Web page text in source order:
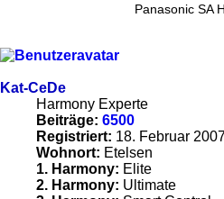
Panasonic SA
Kat-CeDe
Harmony Experte
Beiträge: 6500
Registriert: 18. Februar
Wohnort: Etelsen
1. Harmony: Elite
2. Harmony: Ultimate